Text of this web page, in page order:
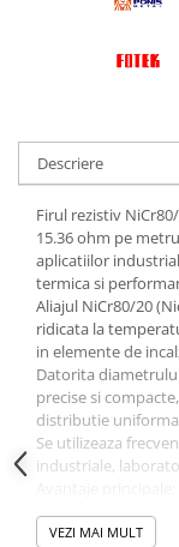
Descriere
Firul rezistiv
15.36 ohm pe
aplicatiilor
termica si
Aliajul NiCr80/20
ridicata la
in elemente de
Datorita
precise si
distributie
Se utilizeaza
industriale,
aliaj NiCr80/20
productie
VEZI MAI MULT